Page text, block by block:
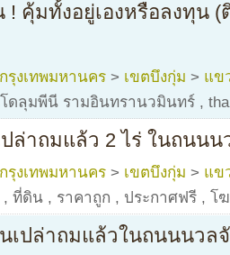
! คุ้มทั้งอยู่เองหรือลงทุน
กรุงเทพมหานคร > เขตบึงกุ่ม > แข
ดลุมพีนี รามอินทรานวมินทร์ ,
ล่าถมแล้ว 2 ไร่ ในถนนน
กรุงเทพมหานคร > เขตบึงกุ่ม > แข
, ที่ดิน , ราคาถูก , ประกาศฟรี , โ
เปล่าถมแล้วในถนนนวล